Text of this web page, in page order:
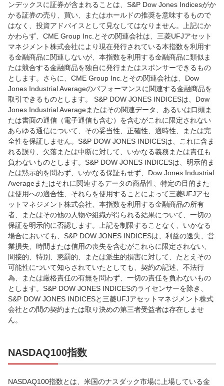
ンデックスに証券が含まれることは、S&P Dow Jones Indicesがか
かる証券の売り、買い、またはホールドの推奨を意味するもので
はなく、投資アドバイスとして見なしてはなりません。上記にか
かわらず、CME Group Inc.とその関連会社は、三菱UFJアセット
マネジメント株式会社により現在発行されている本指数を利用す
る金融商品に関連しないが、本指数を利用する金融商品に類似ま
たは競合する金融商品を独自に発行またはスポンサーできるもの
とします。さらに、CME Group Inc.とその関連会社は、Dow
Jones Industrial Averageのパフォーマンスに関連する金融商品を
取引できるものとします。 S&P DOW JONES INDICESは、Dow
Jones Industrial Averageまたはその関連データ、あるいは口頭ま
たは書面の通信（電子通信も含む）を含むがこれに限定されない
あらゆる通信について、その妥当性、正確性、適時性、または完
全性を保証しません。S&P DOW JONES INDICESは、これに含ま
れる誤り、欠落または中断に対して、いかなる義務または責任も
負わないものとします。S&P DOW JONES INDICESは、明示的ま
たは黙示的を問わず、いかなる保証もせず、Dow Jones Industrial
Averageまたはそれに関連するデータの商品性、特定の目的また
は使用への適合性、それらを使用することによって三菱UFJアセ
ットマネジメント株式会社、本指数を利用する金融商品の所有
者、またはその他の人物や組織が得られる結果について、一切の
保証を明示的に否認します。上記を制限することなく、いかなる
場合においても、S&P DOW JONES INDICESは、利益の逸失、営
業損失、時間または信用の喪失を含むがこれらに限定されない、
間接的、特別、懲罰的、または派生的損害に対して、たとえその
可能性について知らされていたとしても、契約の記述、不法行
為、または厳格責任の有無を問わず、一切の責任を負わないもの
とします。S&P DOW JONES INDICESのライセンサーを除き、
S&P DOW JONES INDICESと三菱UFJアセットマネジメント株式
会社との間の契約または取り決めの第三者受益者は存在しませ
ん。
NASDAQ100指数
NASDAQ100指数とは、米国のナスダック市場に上場している金